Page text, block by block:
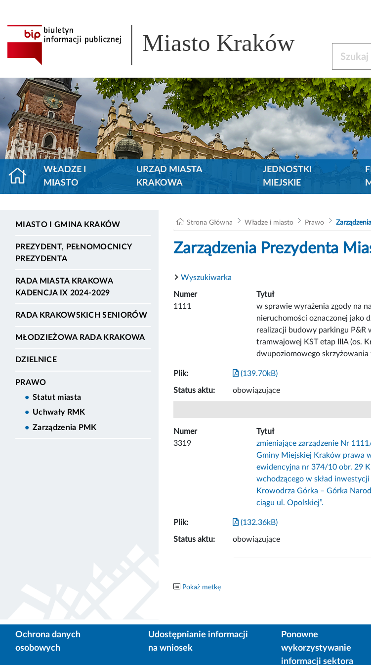
Miasto Kraków
WŁADZE I
MIASTO
URZĄD MIASTA
KRAKOWA
JEDNOSTKI
MIEJSKIE
MIASTO I GMINA KRAKÓW
PREZYDENT, PEŁNOMOCNICY
PREZYDENTA
RADA MIASTA KRAKOWA
KADENCJA IX 2024-2029
RADA KRAKOWSKICH SENIORÓW
MŁODZIEŻOWA RADA KRAKOWA
DZIELNICE
PRAWO
Statut miasta
Uchwały RMK
Zarządzenia PMK
Strona Główna Władze i miasto Prawo
Zarządzenia Prezydenta
Wyszukiwarka
Numer Tytuł
1111
w sprawie wyrażenia zgody na
nieruchomości oznaczonej jako
realizacji budowy parkingu P&R
tramwajowej KST etap IIIA (os.
dwupoziomowego skrzyżowania
Plik: (139.70kB)
Status aktu: obowiązujące
Numer Tytuł
3319
zmieniające zarządzenie Nr
Gminy Miejskiej Kraków prawa
ewidencyjna nr 374/10 obr. 29
wchodzącego w skład
Krowodrza Górka – Górka
ciągu ul. Opolskiej”.
Plik: (132.36kB)
Status aktu: obowiązujące
Pokaż metkę
Ochrona danych
osobowych
Udostępnianie informacji
na wniosek
Ponowne
wykorzystywanie
informacji sektora